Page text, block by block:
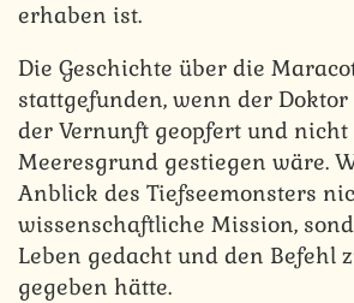
erhaben ist.
Die Geschichte über die
stattgefunden, wenn der Doktor
der Vernunft geopfert und
Meeresgrund gestiegen wäre.
Anblick des Tiefseemonsters
wissenschaftliche Mission,
Leben gedacht und den Befehl
gegeben hätte.